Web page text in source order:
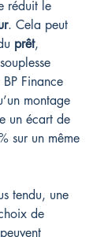
réduit le
. Cela peut
prêt,
Finance
montage
un écart de
sur un même
tendu, une
de